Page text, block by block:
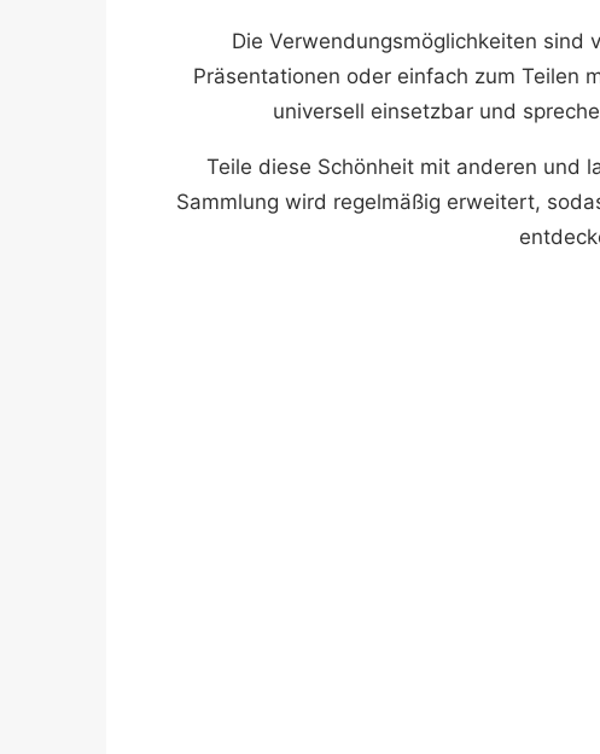
Die Verwendungsmöglichkeiten sind
Präsentationen oder einfach zum Teilen
universell einsetzbar und
Teile diese Schönheit mit anderen und
Sammlung wird regelmäßig erweitert,